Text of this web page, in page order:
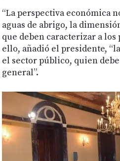
“La perspectiva económica
aguas de abrigo, la
que deben caracterizar a los
ello, añadió el presidente,
el sector público, quien
general”.